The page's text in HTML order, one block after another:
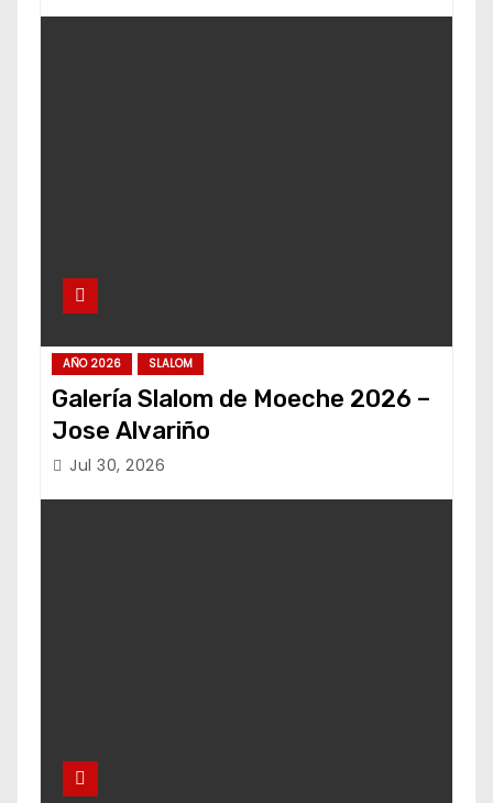
AÑO 2026 SLALOM
Galería Slalom de Moeche 2026 –
Jose Alvariño
Jul 30, 2026